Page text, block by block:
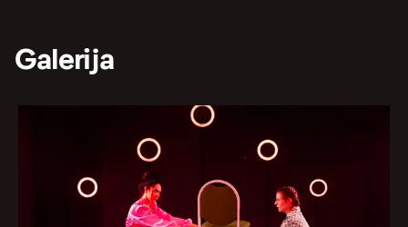
Galerija